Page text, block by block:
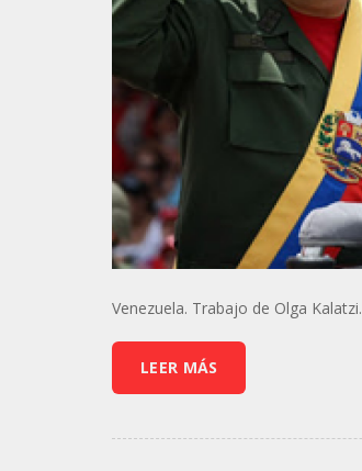
Venezuela. Trabajo de Olga Kalatzi.
LEER MÁS